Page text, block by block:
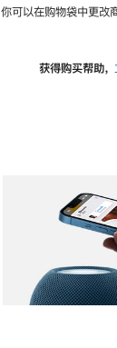
你可以在购物袋中更改
获得购买帮助，